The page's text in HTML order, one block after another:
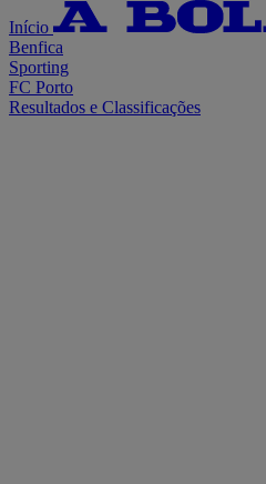
Início
Benfica
Sporting
FC Porto
Resultados e Classificações